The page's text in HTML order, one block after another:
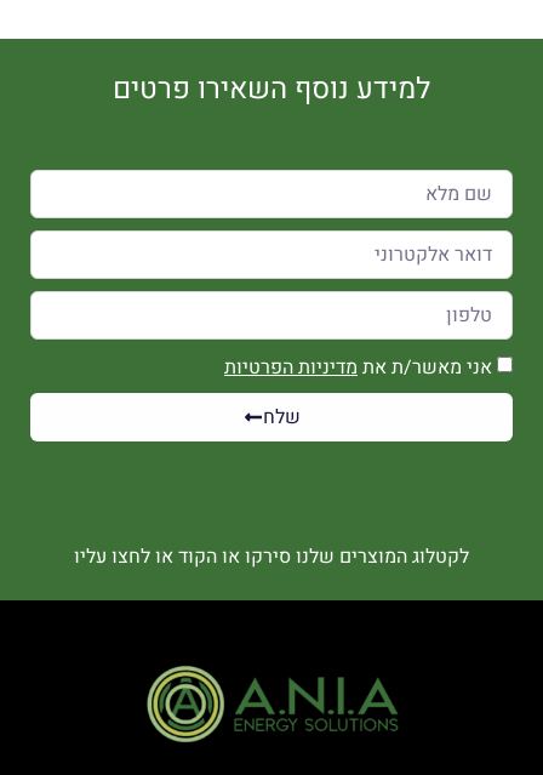
למידע נוסף השאירו פרטים
אני מאשר/ת את מדיניות הפרטיות
שלח
לקטלוג המוצרים שלנו סירקו או הקוד או לחצו עליו